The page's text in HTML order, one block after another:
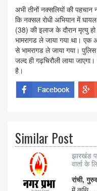
अभी तीनों नक्सलियों की
कि नक्सल रोधी अभियान में
(38) की इलाज के दौरान मृत्यु
भामरागड ले जाया गया था। एक
से भामरागड ले जाया गया।
जल्द ही गढ़चिरौली लाया
है।
Similar Post
झारखंड
वार्ता के
रांची,